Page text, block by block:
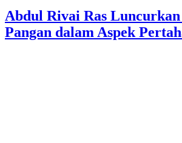
Abdul Rivai Ras
Pangan dalam Aspek